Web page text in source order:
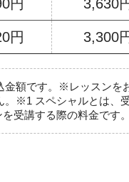
円 3,630
円 3,300
額です。※レッスンを
※1 スペシャルとは、
受講する際の料金です。